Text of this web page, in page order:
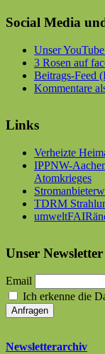
Social Media
Unser
3 Rosen auf
Beitrags-Feed
Kommentare
Links
Verheizte
IPPNW-
Atomkrieges
TDRM
Unser Newsletter
Email
Ich erkenne die
Newsletterarchiv